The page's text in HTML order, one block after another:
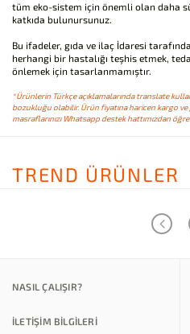
tüm eko-sistem için önemli olan daha
katkıda bulunursunuz.
Bu ifadeler, gıda ve ilaç İdaresi
herhangi bir hastalığı teşhis etmek,
önlemek için tasarlanmamıştır.
*Ürünlerin Türkçe açıklamalarında translate
bozukluğu olabilir. Ürün fiyatına haricen kargo
masraflarınızı Whatsapp destek hattımızdan
TREND ÜRÜNLER
NASIL ÇALIŞIR?
İLETİŞİM BİLGİLERİ